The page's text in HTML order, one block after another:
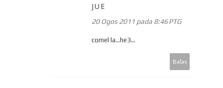
JUE
20 Ogos 2011 pada 8:46 PTG
comel la...he3...
Balas